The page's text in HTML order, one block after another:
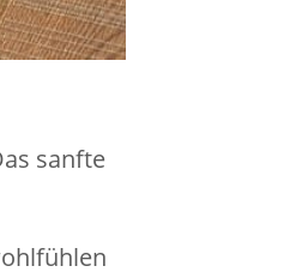
sanfte